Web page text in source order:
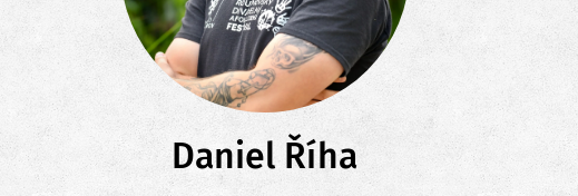
Daniel Říha